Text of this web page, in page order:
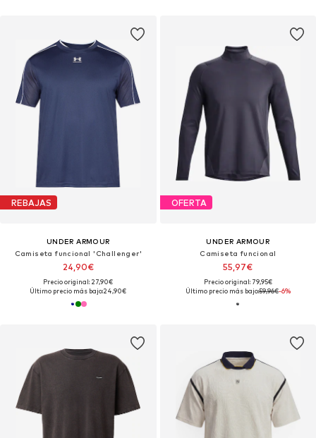
REBAJAS
UNDER ARMOUR
Camiseta funcional 'Challenger'
24,90€
Precio original: 27,90€
Último precio más bajo:24,90€
OFERTA
UNDER ARMOUR
Camiseta funcional
55,97€
Precio original: 79,95€
Último precio más bajo:59,96€-6%